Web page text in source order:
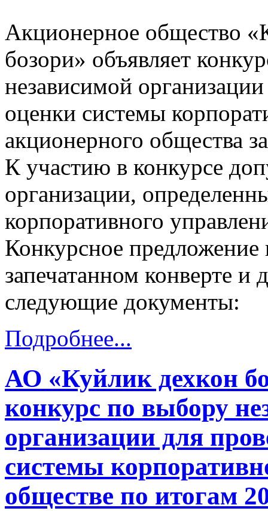
Акционерное общество
бозори» объявляет
независимой
оценки системы
акционерного общества
К участию в конкурсе
организации,
корпоративного
Конкурсное предложение
запечатанном конверте и
следующие документы:
Подробнее...
АО «Куйлик дехкон
конкурс по выбору
организации для
системы
обществе по итогам